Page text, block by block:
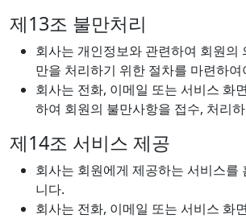
제13조 불만처리
회사는 개인정보와 관련하여 회원의
만을 처리하기 위한 절차를 마련하여
회사는 전화, 이메일 또는 서비스 화
하여 회원의 불만사항을 접수, 처리
제14조 서비스 제공
회사는 회원에게 제공하는 서비스를
니다.
회사는 전화, 이메일 또는 서비스 화